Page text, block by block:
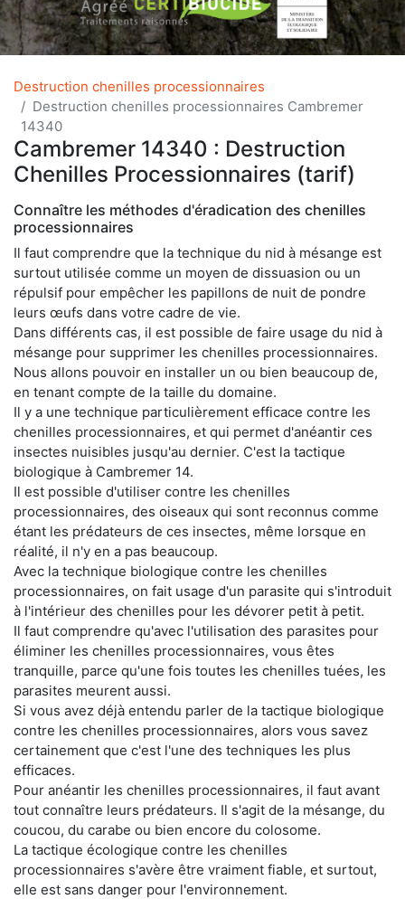
Destruction chenilles processionnaires
Destruction chenilles processionnaires Cambremer
14340
Cambremer 14340 : Destruction
Chenilles Processionnaires (tarif)
Connaître les méthodes d'éradication des chenilles
processionnaires
Il faut comprendre que la technique du nid à mésange est
surtout utilisée comme un moyen de dissuasion ou un
répulsif pour empêcher les papillons de nuit de pondre
leurs œufs dans votre cadre de vie.
Dans différents cas, il est possible de faire usage du nid à
mésange pour supprimer les chenilles processionnaires.
Nous allons pouvoir en installer un ou bien beaucoup de,
en tenant compte de la taille du domaine.
Il y a une technique particulièrement efficace contre les
chenilles processionnaires, et qui permet d'anéantir ces
insectes nuisibles jusqu'au dernier. C'est la tactique
biologique à Cambremer 14.
Il est possible d'utiliser contre les chenilles
processionnaires, des oiseaux qui sont reconnus comme
étant les prédateurs de ces insectes, même lorsque en
réalité, il n'y en a pas beaucoup.
Avec la technique biologique contre les chenilles
processionnaires, on fait usage d'un parasite qui s'introduit
à l'intérieur des chenilles pour les dévorer petit à petit.
Il faut comprendre qu'avec l'utilisation des parasites pour
éliminer les chenilles processionnaires, vous êtes
tranquille, parce qu'une fois toutes les chenilles tuées, les
parasites meurent aussi.
Si vous avez déjà entendu parler de la tactique biologique
contre les chenilles processionnaires, alors vous savez
certainement que c'est l'une des techniques les plus
efficaces.
Pour anéantir les chenilles processionnaires, il faut avant
tout connaître leurs prédateurs. Il s'agit de la mésange, du
coucou, du carabe ou bien encore du colosome.
La tactique écologique contre les chenilles
processionnaires s'avère être vraiment fiable, et surtout,
elle est sans danger pour l'environnement.